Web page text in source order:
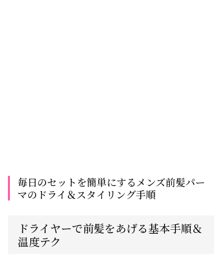
毎日のセットを簡単にするメンズ前髪パー
マのドライ＆スタイリング手順
ドライヤーで前髪をあげる基本手順＆
温度テク